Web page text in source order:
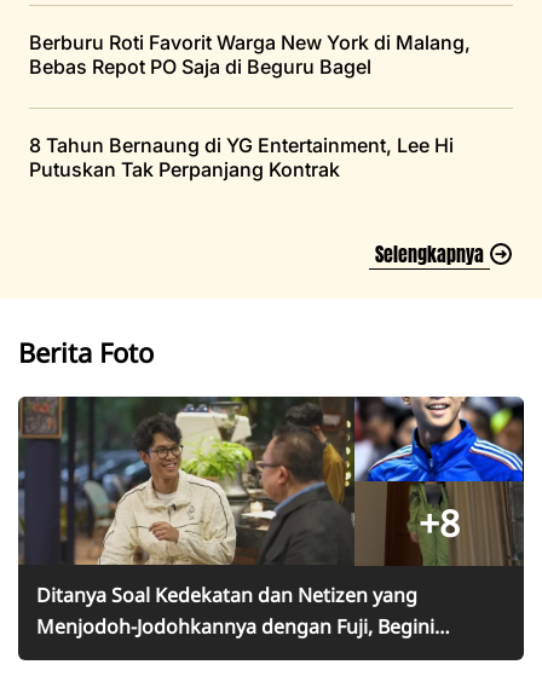
Berburu Roti Favorit Warga New York di Malang,
Bebas Repot PO Saja di Beguru Bagel
8 Tahun Bernaung di YG Entertainment, Lee Hi
Putuskan Tak Perpanjang Kontrak
Selengkapnya
Berita Foto
+8
Ditanya Soal Kedekatan dan Netizen yang
Menjodoh-Jodohkannya dengan Fuji, Begini
Jawaban Alam Ganjar